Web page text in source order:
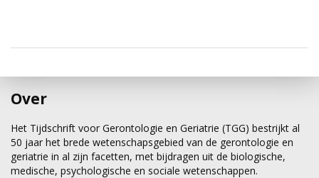
Over
Het Tijdschrift voor Gerontologie en Geriatrie (TGG) bestrijkt al
50 jaar het brede wetenschapsgebied van de gerontologie en
geriatrie in al zijn facetten, met bijdragen uit de biologische,
medische, psychologische en sociale wetenschappen.